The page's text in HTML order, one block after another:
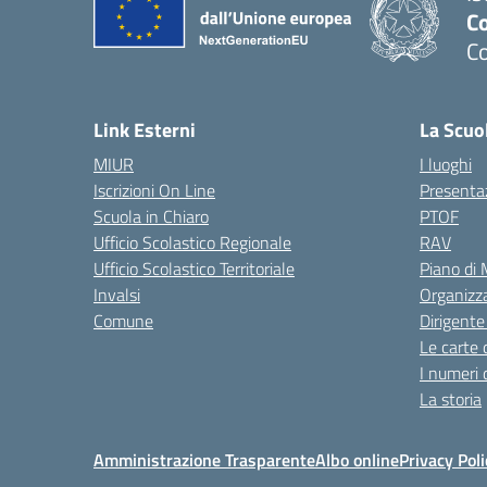
Link Esterni
MIUR
Iscrizioni On Line
Scuola in Chiaro
Ufficio Scolastico Regionale
Ufficio Scolastico Territoriale
Invalsi
Comune
La
I luoghi
PTOF
RAV
Piano di
Le carte
I numeri
La storia
Amministrazione TrasparenteAlbo onlinePrivacy